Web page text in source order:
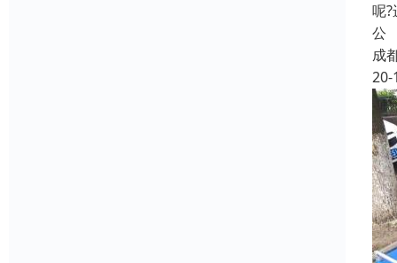
呢
公
成
20-